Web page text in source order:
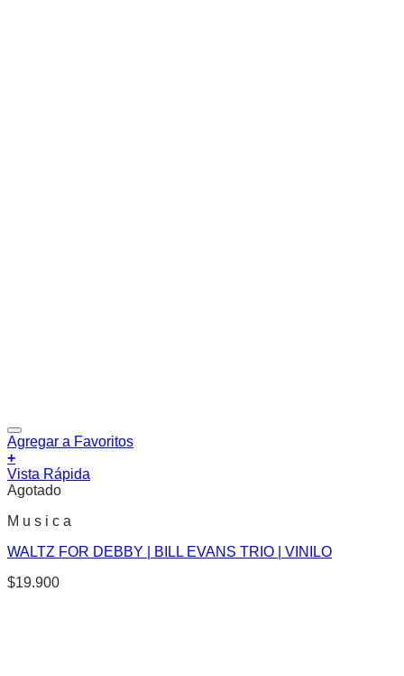
Agregar a Favoritos
+
Vista Rápida
Agotado
M u s i c a
WALTZ FOR DEBBY | BILL EVANS TRIO | VINILO
$19.900